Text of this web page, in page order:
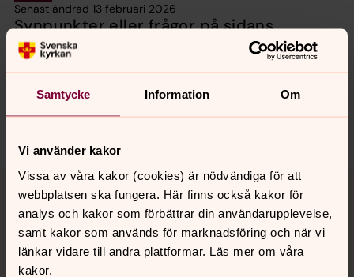
Samtycke Information Om
Vi använder kakor
Vissa av våra kakor (cookies) är nödvändiga för att
webbplatsen ska fungera. Här finns också kakor för
analys och kakor som förbättrar din användarupplevelse,
samt kakor som används för marknadsföring och när vi
länkar vidare till andra plattformar. Läs mer om våra
kakor.
Senast ändrad 13 februari 2026
Synpunkter eller frågor på sidans
innehåll?
ostravikbolandets.pastorat@svenskakyrkan.se
Dela
Tillbaka till toppen
Tillbaka till innehållet
Kontakt